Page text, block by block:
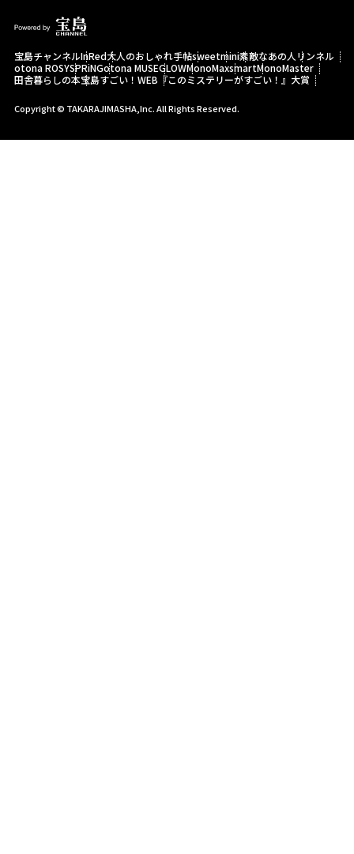
宝島チャンネルInRed大人のおしゃれ手帖sweetmini素敵なあの人 リンネル
otona ROSYSPRiNGotona MUSEGLOWMonoMaxsmartMonoMaster
田舎暮らしの本宝島すごい！WEB 『このミステリーがすごい！』大賞
Copyright © TAKARAJIMASHA,Inc. All Rights Reserved.